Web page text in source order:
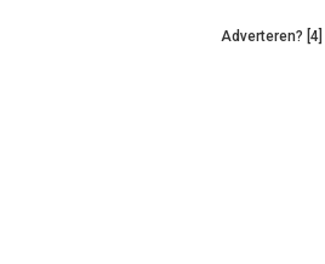
Adverteren? [4]